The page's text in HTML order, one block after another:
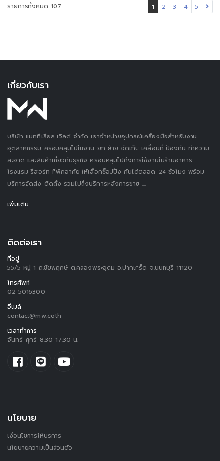
รายการทั้งหมด 107 1 2 3 4 5
เกี่ยวกับเรา
บริษัท แมททีเรียล เวิลด์ จำกัด เราจำหน่ายอุปกรณ์เครื่องมือสำหรับงาน
อุตสาหกรรม ครอบคลุมไปในงาน ยก ย้าย จัดเก็บ เคลื่อนที่ ป้องกัน ทำความ
สะอาด และสินค้าเกี่ยวกับธุรกิจ ครอบคลุมไปถึงการใช้งานในร้านอาหาร
โรงแรม รีสอร์ท ที่พักอาศัย ให้เลือกช็อปปิ้ง กันได้ตลอด 24 ชั่วโมง พร้อม
บริการจัดส่ง ติดตั้ง รวมไปถึงบริการหลังการขาย ....
เพิ่มเติม
ติดต่อเรา
ที่อยู่
55/5 หมู่ 1 ถ.ชัยพฤกษ์ ต.คลองพระอุดม อ.ปากเกร็ด จ.นนทบุรี 11120
โทรศัพท์
02 5016300
อีเมล์
contact@mw.co.th
เวลาทำการ
จันทร์-ศุกร์ 8.30-17.30 น.
นโยบาย
เงื่อนไขการให้บริการ
นโยบายความเป็นส่วนตัว